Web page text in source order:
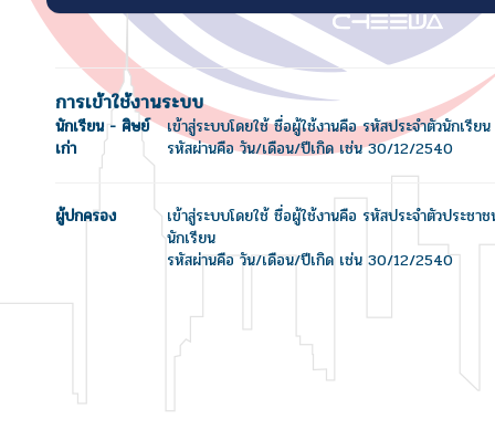
การเข้าใช้งานระบบ
นักเรียน - ศิษย์
เก่า
เข้าสู่ระบบโดยใช้ ชื่อผู้ใช้งานคือ รหัสประจำตัวนักเรียน
รหัสผ่านคือ วัน/เดือน/ปีเกิด เช่น 30/12/2540
ผู้ปกครอง
เข้าสู่ระบบโดยใช้ ชื่อผู้ใช้งานคือ รหัสประจำตัวประชา
นักเรียน
รหัสผ่านคือ วัน/เดือน/ปีเกิด เช่น 30/12/2540